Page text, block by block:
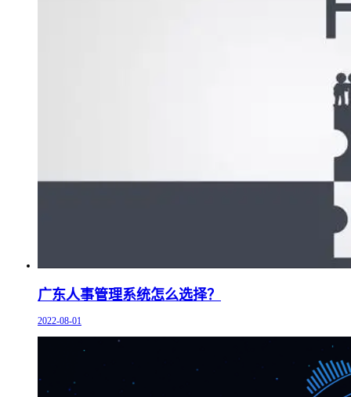
广东人事管理系统怎么选择？
2022-08-01